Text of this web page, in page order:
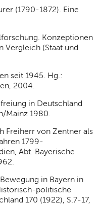
(1790-1872). Eine
Konzeptionen
Vergleich (Staat und
seit 1945. Hg.:
2004.
in Deutschland
Mainz 1980.
Freiherr von Zentner als
1799-
Abt. Bayerische
in Bayern in
politische
170 (1922), S.7-17,